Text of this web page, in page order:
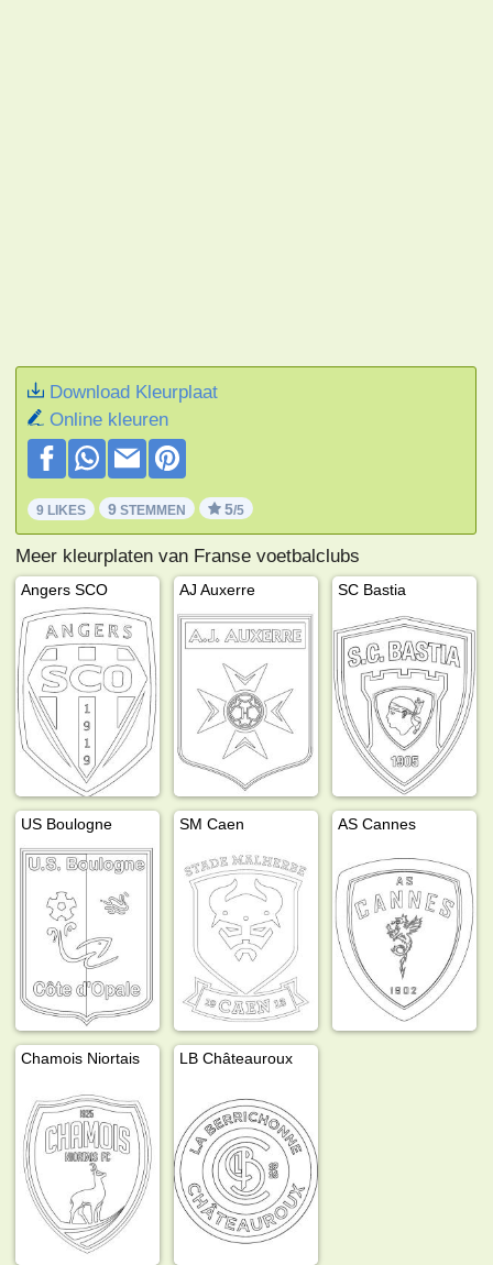
Download Kleurplaat
Online kleuren
9 LIKES 9 STEMMEN 5/5
Meer kleurplaten van Franse voetbalclubs
Angers SCO AJ Auxerre SC Bastia
US Boulogne SM Caen AS Cannes
Chamois Niortais LB Châteauroux